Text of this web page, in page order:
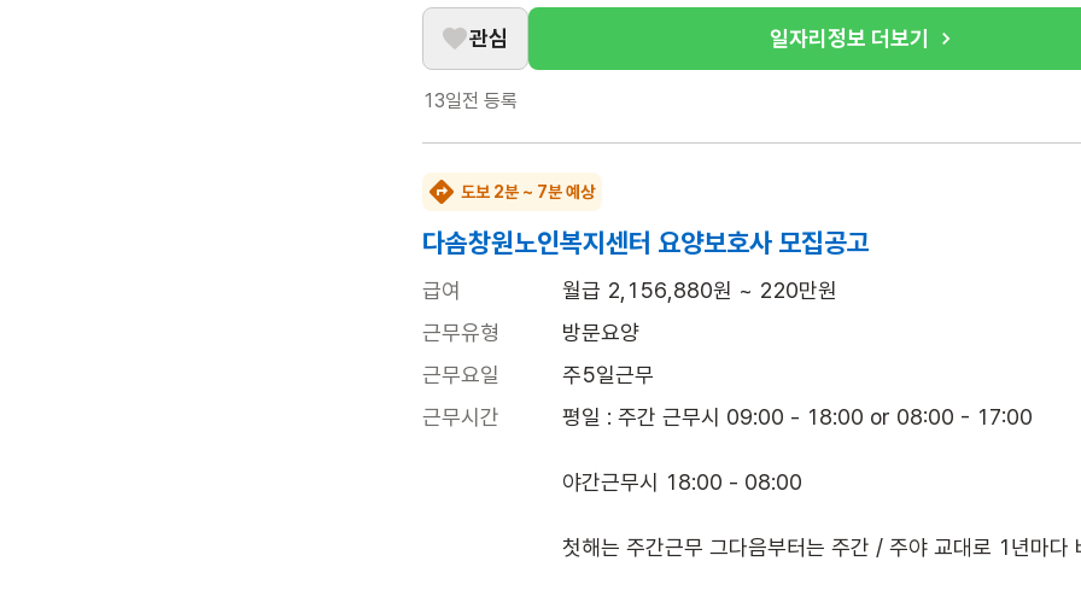
관심 일자리정보 더보기
13일전 등록
도보 2분 ~ 7분 예상
다솜창원노인복지센터 요양보호사 모집공고
급여
월급 2,156,880원 ~ 220만원
근무유형
방문요양
근무요일
주5일근무
근무시간
평일 : 주간 근무시 09:00 - 18:00 or 08:00 - 17:00
야간근무시 18:00 - 08:00
첫해는 주간근무 그다음부터는 주간 / 주야 교대로 1년마다